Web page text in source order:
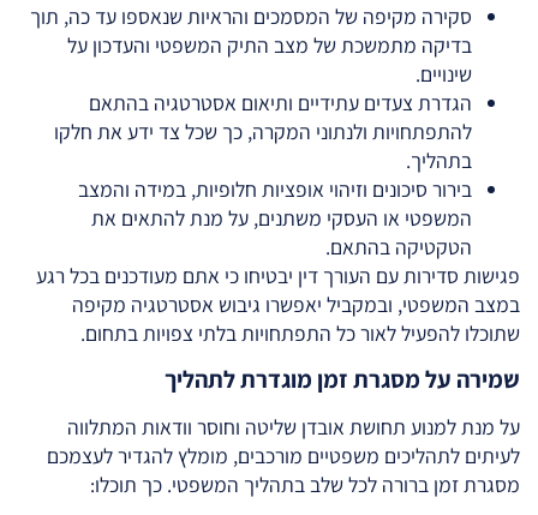
סקירה מקיפה של המסמכים והראיות שנאספו עד כה, תוך
בדיקה מתמשכת של מצב התיק המשפטי והעדכון על
שינויים.
הגדרת צעדים עתידיים ותיאום אסטרטגיה בהתאם
להתפתחויות ולנתוני המקרה, כך שכל צד ידע את חלקו
בתהליך.
בירור סיכונים וזיהוי אופציות חלופיות, במידה והמצב
המשפטי או העסקי משתנים, על מנת להתאים את
הטקטיקה בהתאם.
פגישות סדירות עם העורך דין יבטיחו כי אתם מעודכנים בכל רגע
במצב המשפטי, ובמקביל יאפשרו גיבוש אסטרטגיה מקיפה
שתוכלו להפעיל לאור כל התפתחויות בלתי צפויות בתחום.
שמירה על מסגרת זמן מוגדרת לתהליך
על מנת למנוע תחושת אובדן שליטה וחוסר וודאות המתלווה
לעיתים לתהליכים משפטיים מורכבים, מומלץ להגדיר לעצמכם
מסגרת זמן ברורה לכל שלב בתהליך המשפטי. כך תוכלו: